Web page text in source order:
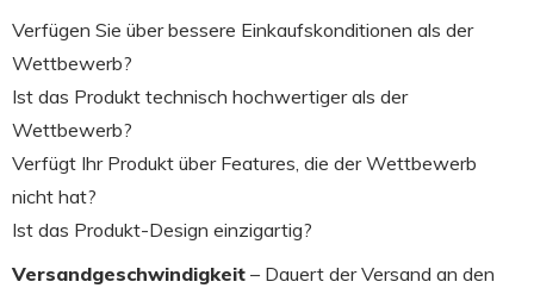
Verfügen Sie über bessere Einkaufskonditionen als der
Wettbewerb?
Ist das Produkt technisch hochwertiger als der
Wettbewerb?
Verfügt Ihr Produkt über Features, die der Wettbewerb
nicht hat?
Ist das Produkt-Design einzigartig?
Versandgeschwindigkeit – Dauert der Versand an den